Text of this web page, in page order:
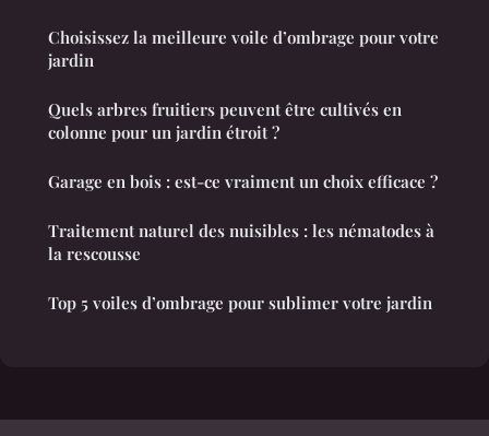
Choisissez la meilleure voile d’ombrage pour votre
jardin
Quels arbres fruitiers peuvent être cultivés en
colonne pour un jardin étroit ?
Garage en bois : est-ce vraiment un choix efficace ?
Traitement naturel des nuisibles : les nématodes à
la rescousse
Top 5 voiles d’ombrage pour sublimer votre jardin